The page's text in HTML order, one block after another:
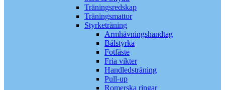
Träningsredskap
Träningsmattor
Styrketräning
Armhävningshandtag
Bålstyrka
Fotfäste
Fria vikter
Handledsträning
Pull-up
Romerska ringar